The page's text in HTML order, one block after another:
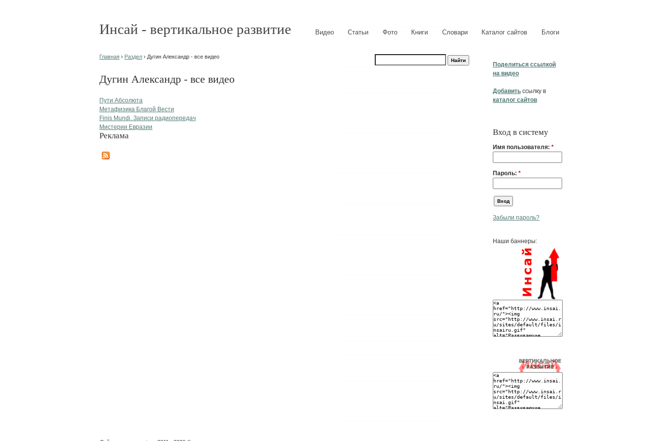
Инсай - вертикальное развитие Видео Статьи Фото Книги Словари Каталог сайтов Блоги
Поделиться ссылкой
на видео
Добавить ссылку в
каталог сайтов
Вход в систему
Имя пользователя: *
Пароль: *
Забыли пароль?
Наши баннеры:
Главная › Раздел › Дугин Александр - все видео
Дугин Александр - все видео
Пути Абсолюта
Метафизика Благой Вести
Finis Mundi. Записи радиопередач
Мистерии Евразии
Реклама